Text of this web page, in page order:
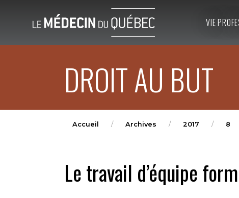
VIE
DROIT AU BUT
Accueil Archives 2017 8
Le travail d’équipe